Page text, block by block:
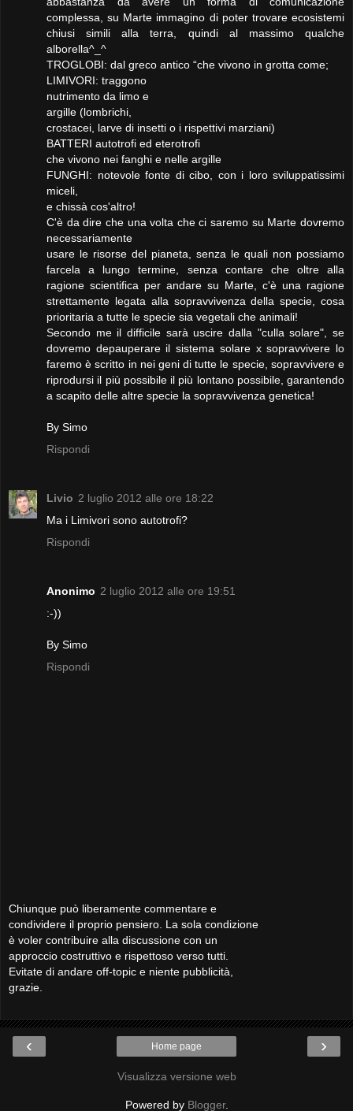
complessa, su Marte immagino di poter trovare ecosistemi
chiusi simili alla terra, quindi al massimo qualche
alborella^_^
TROGLOBI: dal greco antico “che vivono in grotta come;
LIMIVORI: traggono
nutrimento da limo e
argille (lombrichi,
crostacei, larve di insetti o i rispettivi marziani)
BATTERI autotrofi ed eterotrofi
che vivono nei fanghi e nelle argille
FUNGHI: notevole fonte di cibo, con i loro sviluppatissimi
miceli,
e chissà cos'altro!
C'è da dire che una volta che ci saremo su Marte dovremo
necessariamente
usare le risorse del pianeta, senza le quali non possiamo
farcela a lungo termine, senza contare che oltre alla
ragione scientifica per andare su Marte, c'è una ragione
strettamente legata alla sopravvivenza della specie, cosa
prioritaria a tutte le specie sia vegetali che animali!
Secondo me il difficile sarà uscire dalla "culla solare", se
dovremo depauperare il sistema solare x sopravvivere lo
faremo è scritto in nei geni di tutte le specie, sopravvivere e
riprodursi il più possibile il più lontano possibile, garantendo
a scapito delle altre specie la sopravvivenza genetica!
By Simo
Rispondi
Livio 2 luglio 2012 alle ore 18:22
Ma i Limivori sono autotrofi?
Rispondi
Anonimo 2 luglio 2012 alle ore 19:51
:-))
By Simo
Rispondi
Chiunque può liberamente commentare e
condividere il proprio pensiero. La sola condizione
è voler contribuire alla discussione con un
approccio costruttivo e rispettoso verso tutti.
Evitate di andare off-topic e niente pubblicità,
grazie.
‹ ›
Home page
Visualizza versione web
Powered by Blogger.